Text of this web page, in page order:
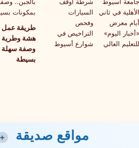
طريقة عمل
هشة وطرية
وصفة سهلة
بسيطة
مواقع صديقة +